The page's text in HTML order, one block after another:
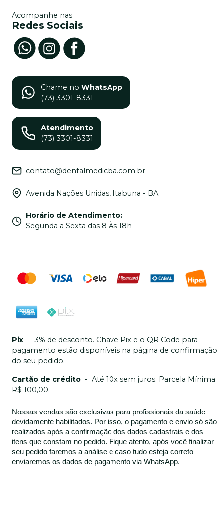
Acompanhe nas
Redes Sociais
Chame no WhatsApp
(73) 3301-8331
Atendimento
(73) 3301-8331
contato@dentalmedicba.com.br
Avenida Nações Unidas, Itabuna - BA
Horário de Atendimento:
Segunda a Sexta das 8 Às 18h
Pix - 3% de desconto. Chave Pix e o QR Code para
pagamento estão disponíveis na página de confirmação
do seu pedido.
Cartão de crédito - Até 10x sem juros. Parcela Mínima
R$ 100,00.
Nossas vendas são exclusivas para profissionais da saúde
devidamente habilitados. Por isso, o pagamento e envio só são
realizados após a confirmação dos dados cadastrais e dos
itens que constam no pedido. Fique atento, após você finalizar
seu pedido faremos a análise e caso tudo esteja correto
enviaremos os dados de pagamento via WhatsApp.